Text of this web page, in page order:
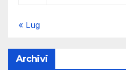
« Lug
Archivi